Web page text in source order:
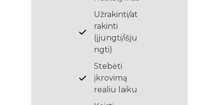
Užrakinti/at
rakinti
(įjungti/išju
ngti)
Stebėti
įkrovimą
realiu laiku